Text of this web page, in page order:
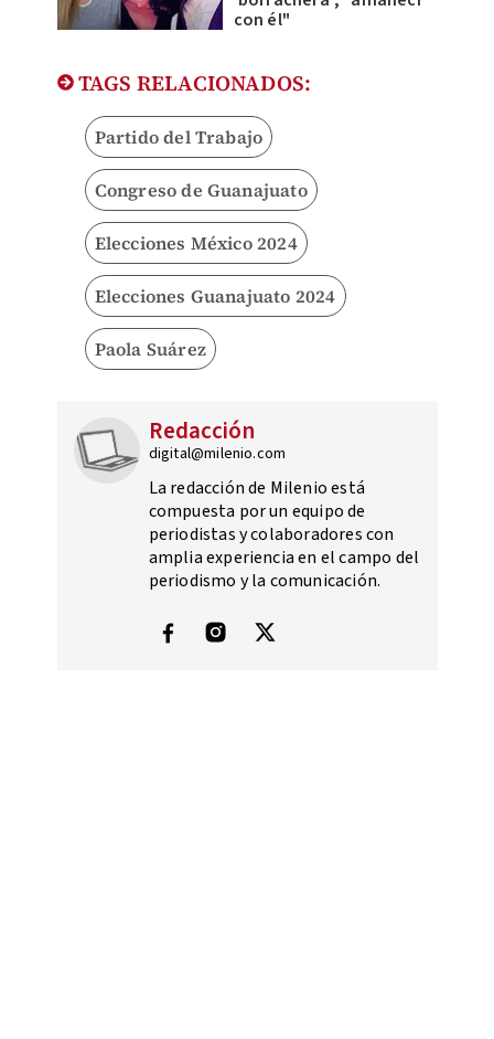
con él"
TAGS RELACIONADOS:
Partido del Trabajo
Congreso de Guanajuato
Elecciones México 2024
Elecciones Guanajuato 2024
Paola Suárez
Redacción
digital@milenio.com
La redacción de Milenio está
compuesta por un equipo de
periodistas y colaboradores con
amplia experiencia en el campo del
periodismo y la comunicación.